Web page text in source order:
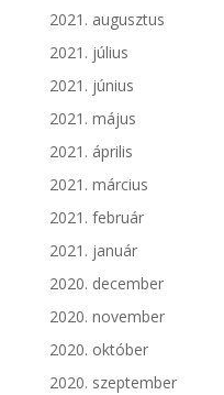
2021. augusztus
2021. július
2021. június
2021. május
2021. április
2021. március
2021. február
2021. január
2020. december
2020. november
2020. október
2020. szeptember